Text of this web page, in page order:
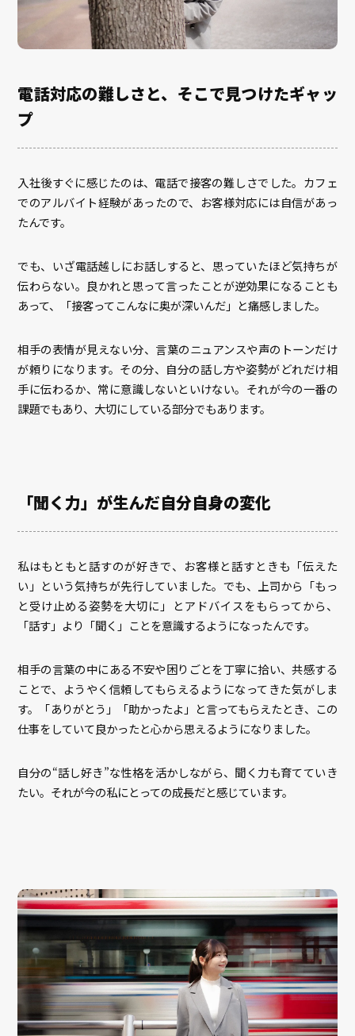
電話対応の難しさと、そこで見つけたギャッ
プ
入社後すぐに感じたのは、電話で接客の難しさでした。カフェ
でのアルバイト経験があったので、お客様対応には自信があっ
たんです。
でも、いざ電話越しにお話しすると、思っていたほど気持ちが
伝わらない。良かれと思って言ったことが逆効果になることも
あって、「接客ってこんなに奥が深いんだ」と痛感しました。
相手の表情が見えない分、言葉のニュアンスや声のトーンだけ
が頼りになります。その分、自分の話し方や姿勢がどれだけ相
手に伝わるか、常に意識しないといけない。それが今の一番の
課題でもあり、大切にしている部分でもあります。
「聞く力」が生んだ自分自身の変化
私はもともと話すのが好きで、お客様と話すときも「伝えた
い」という気持ちが先行していました。でも、上司から「もっ
と受け止める姿勢を大切に」とアドバイスをもらってから、
「話す」より「聞く」ことを意識するようになったんです。
相手の言葉の中にある不安や困りごとを丁寧に拾い、共感する
ことで、ようやく信頼してもらえるようになってきた気がしま
す。「ありがとう」「助かったよ」と言ってもらえたとき、この
仕事をしていて良かったと心から思えるようになりました。
自分の“話し好き”な性格を活かしながら、聞く力も育てていき
たい。それが今の私にとっての成長だと感じています。